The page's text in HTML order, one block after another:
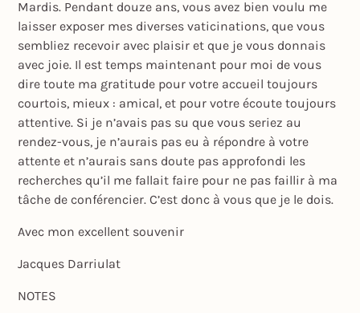
Mardis. Pendant douze ans, vous avez bien voulu me
laisser exposer mes diverses vaticinations, que vous
sembliez recevoir avec plaisir et que je vous donnais
avec joie. Il est temps maintenant pour moi de vous
dire toute ma gratitude pour votre accueil toujours
courtois, mieux : amical, et pour votre écoute toujours
attentive. Si je n’avais pas su que vous seriez au
rendez-vous, je n’aurais pas eu à répondre à votre
attente et n’aurais sans doute pas approfondi les
recherches qu’il me fallait faire pour ne pas faillir à ma
tâche de conférencier. C’est donc à vous que je le dois.
Avec mon excellent souvenir
Jacques Darriulat
NOTES